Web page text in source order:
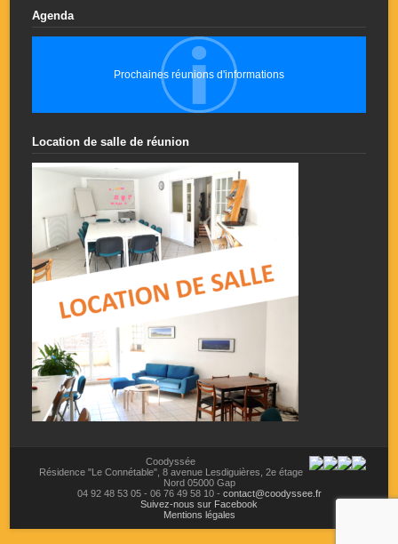
Agenda
Prochaines réunions d'informations
Location de salle de réunion
Coodyssée
Résidence "Le Connétable", 8 avenue Lesdiguières, 2e étage
Nord 05000 Gap
04 92 48 53 05- 06 76 49 58 10- contact@coodyssee.fr
Suivez-nous sur Facebook
Mentions légales